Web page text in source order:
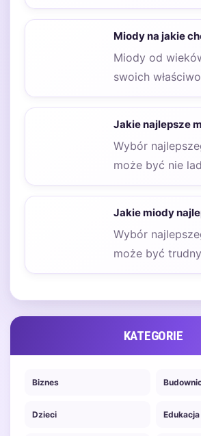
za swoje
Miody na jakie
Miody od
swoich
zdrowotnych i
sięga po…
Jakie najlepsze
Wybór
może być nie
wyzwaniem,
dostępnych
Jakie miody
Wybór
może być
na rynku
KATEGORIE
Biznes
Dzieci Edukacja